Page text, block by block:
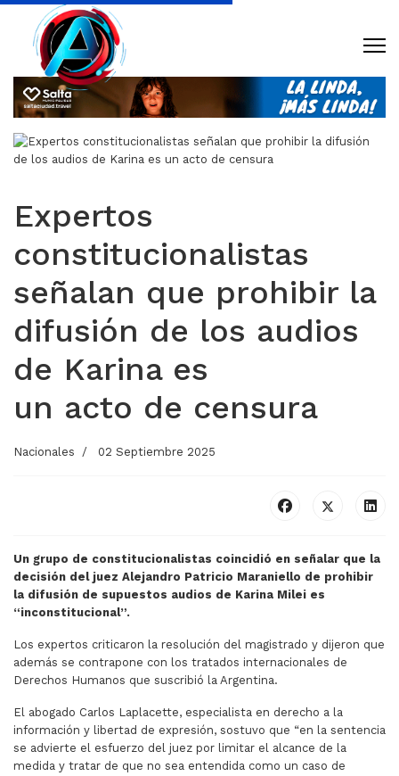
Expertos
constitucionalistas
señalan que prohibir la
difusión de los audios
de Karina es
un acto de censura
Nacionales 02 Septiembre 2025
Un grupo de constitucionalistas coincidió en señalar que la
decisión del juez Alejandro Patricio Maraniello de prohibir
la difusión de supuestos audios de Karina Milei es
“inconstitucional”.
Los expertos criticaron la resolución del magistrado y dijeron que
además se contrapone con los tratados internacionales de
Derechos Humanos que suscribió la Argentina.
El abogado Carlos Laplacette, especialista en derecho a la
información y libertad de expresión, sostuvo que “en la sentencia
se advierte el esfuerzo del juez por limitar el alcance de la
medida y tratar de que no sea entendida como un caso de